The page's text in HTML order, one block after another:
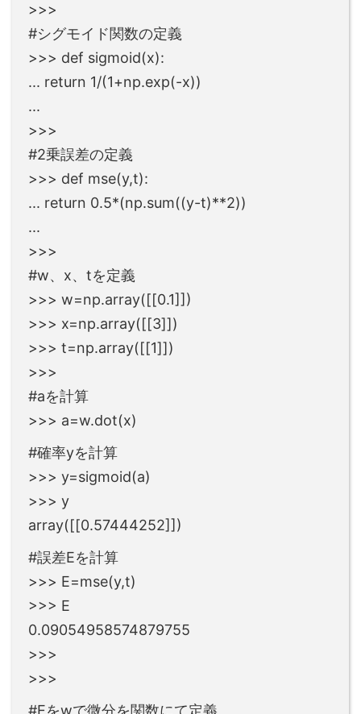
>>>
#シグモイド関数の定義
>>> def sigmoid(x):
... return 1/(1+np.exp(-x))
...
>>>
#2乗誤差の定義
>>> def mse(y,t):
... return 0.5*(np.sum((y-t)**2))
...
>>>
#w、x、tを定義
>>> w=np.array([[0.1]])
>>> x=np.array([[3]])
>>> t=np.array([[1]])
>>>
#aを計算
>>> a=w.dot(x)
#確率yを計算
>>> y=sigmoid(a)
>>> y
array([[0.57444252]])
#誤差Eを計算
>>> E=mse(y,t)
>>> E
0.09054958574879755
>>>
>>>
#Eをwで微分を関数にて定義